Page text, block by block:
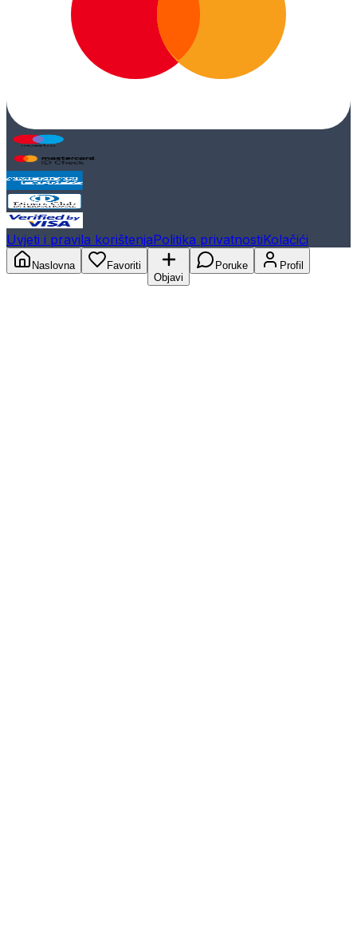
Uvjeti i pravila korištenjaPolitika privatnostiKolačići
Naslovna
Favoriti
Objavi
Poruke Profil